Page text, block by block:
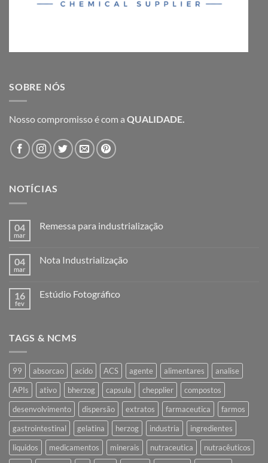
SOBRE NÓS
Nosso compromisso é com a QUALIDADE.
NOTÍCIAS
04
mar
Remessa para industrialização
Remessa
04
mar
Nota Industrialização
Nota
16
fev
Estúdio Fotográfico
Fotográfico
TAGS & NCMS
99 absorcao acido ACS agente alimentares
analise
APIs
ativo bherzog capsula chepplier
compostos
desenvolvimento
dispersão extratos farmaceutica
farmos
gastrointestinal
gelatina herzog industria
ingredientes
liquidos
medicamentos minerais nutraceutica
nutracêuticos